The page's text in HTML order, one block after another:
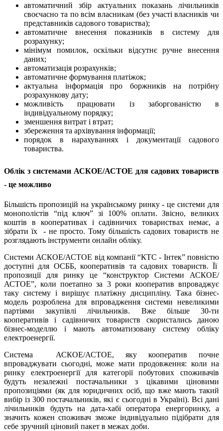
автоматичний збір актуальних показань лічильників
своєчасно та по всім власникам (без участі власників чи
представників садового товариства);
автоматичне внесення показників в систему для
розрахунку;
мінімум помилок, оскільки відсутнє ручне внесення
даних;
автоматизація розрахунків;
автоматичне формування платіжок;
актуальна інформація про боржників на потрібну
розрахункову дату;
можливість працювати із заборгованістю в
індивідуальному порядку;
зменшення витрат і втрат;
збереження та архівування інформації;
порядок в нарахуваннях і документації садового
товариства.
Облік з системами АСКОЕ/АСТОЕ для садових товариств
- це можливо
Більшість пропозицій на українському ринку - це системи для
монополістів “під ключ” зі 100% оплати. Звісно, великих
коштів в кооперативах і садівничих товариствах немає, а
зібрати їх - не просто. Тому більшість садових товариств не
розглядають інструменти онлайн обліку.
Системи АСКОЕ/АСТОЕ від компанії “КТС - Інтек” повністю
доступні для ОСББ, кооперативів та садових товариств. Її
пропозиції для ринку це “конструктор Системи АСКОЕ/
АСТОЕ”, коли поетапно за 3 роки кооператив впроваджує
таку систему і вирішує платіжну дисципліну. Така бізнес-
модель розроблена для впровадження системи невеликими
партіями закупівлі лічильників. Вже більше 30-ти
кооперативів і садівничих товариств скористались даною
бізнес-моделлю і мають автоматизовану систему обліку
електроенергії.
Система АСКОЕ/АСТОЕ, яку кооператив почне
впроваджувати сьогодні, може мати продовження: коли на
ринку електроенергії для категорії побутових споживачів
будуть незалежні постачальники з цікавими ціновими
пропозиціями (як для юридичних осіб, що вже мають такий
вибір із 300 постачальників, які є сьогодні в Україні). Всі дані
лічильників будуть на дата-хабі оператора енергоринку, а
значить кожен споживач зможе індивідуально підібрати для
себе зручний ціновий пакет в межах доби.